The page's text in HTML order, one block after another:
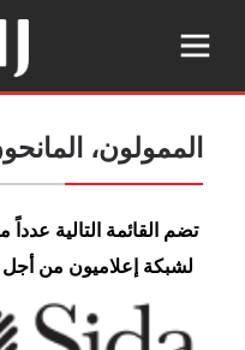
المانحون
القائمة التالية عدداً من
إعلاميون من أجل صحافة